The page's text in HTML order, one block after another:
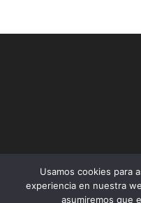
Agenda Urbana
Actualitat
Participació
Usamos cookies para
experiencia en nuestra
asumiremos que